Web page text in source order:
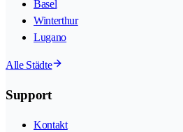
Basel
Winterthur
Lugano
Alle Städte
Support
Kontakt